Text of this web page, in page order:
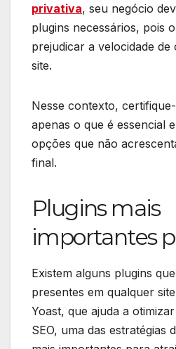
privativa, seu negócio
plugins necessários, pois
prejudicar a velocidade de
site.
Nesse contexto,
apenas o que é essencial
opções que não
final.
Plugins mais
importantes
Existem alguns plugins
presentes em qualquer
Yoast, que ajuda a
SEO, uma das estratégias